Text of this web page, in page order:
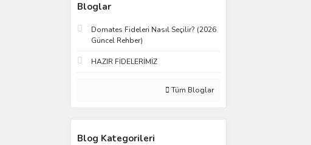
Bloglar
Domates Fideleri Nasıl Seçilir? (2026
Güncel Rehber)
HAZIR FİDELERİMİZ
Tüm Bloglar
Blog Kategorileri